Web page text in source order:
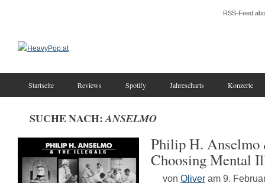
RSS-Feed
Startseite Reviews Spotify Jahrescharts Konzerte
SUCHE NACH:ANSELMO
Philip H.
Choosing Mental
von Oliver am 9.